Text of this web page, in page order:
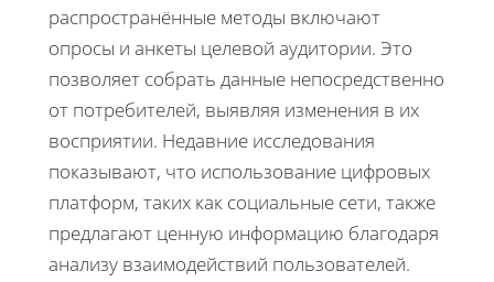
распространённые методы включают
опросы и анкеты целевой аудитории. Это
позволяет собрать данные непосредственно
от потребителей, выявляя изменения в их
восприятии. Недавние исследования
показывают, что использование цифровых
платформ, таких как социальные сети, также
предлагают ценную информацию благодаря
анализу взаимодействий пользователей.